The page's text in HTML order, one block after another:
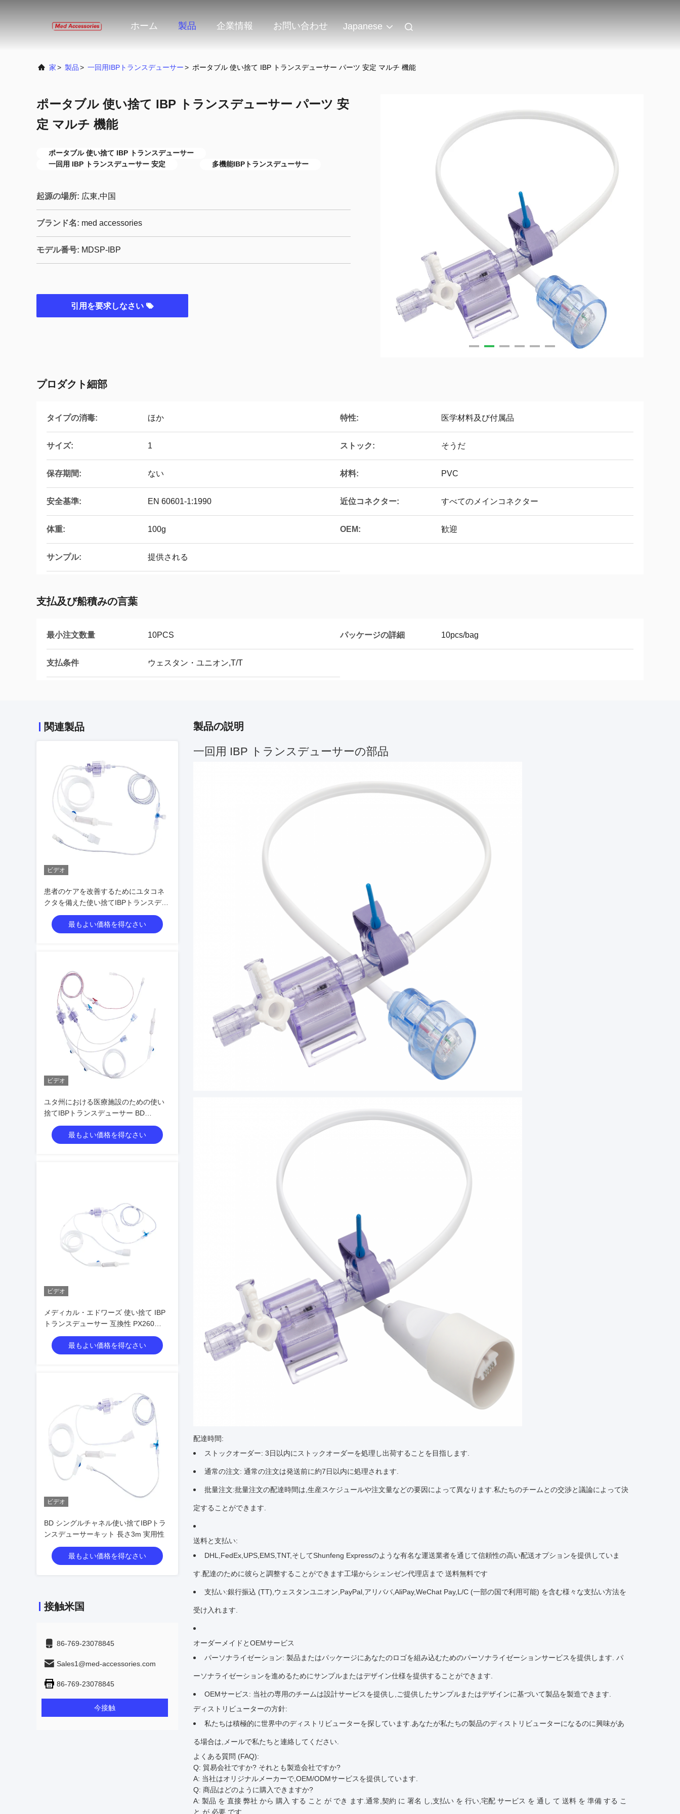
ホーム 製品 企業情報 お問い合わせ Japanese
家> 製品> 一回用IBPトランスデューサー> ポータブル 使い捨て IBP トランスデューサー パーツ 安定 マルチ 機能
ポータブル 使い捨て IBP トランスデューサー パーツ 安
定 マルチ 機能
ポータブル 使い捨て IBP トランスデューサー
一回用 IBP トランスデューサー 安定
多機能IBPトランスデューサー
起源の場所: 広東,中国
ブランド名: med accessories
モデル番号: MDSP-IBP
引用を要求しなさい
プロダクト細部
タイプの消毒: ほか 特性: 医学材料及び付属品
サイズ: 1 ストック: そうだ
保存期間: ない 材料: PVC
安全基準: EN 60601-1:1990 近位コネクター: すべてのメインコネクター
体重: 100g OEM: 歓迎
サンプル: 提供される
支払及び船積みの言葉
最小注文数量 10PCS パッケージの詳細 10pcs/bag
支払条件 ウェスタン・ユニオン,T/T
関連製品
ビデオ
患者のケアを改善するためにユタコネ
クタを備えた使い捨てIBPトランスデュ
ーサー
最もよい価格を得なさい
ビデオ
ユタ州における医療施設のための使い
捨てIBPトランスデューサー BD
Edwards Medex B. Braun
最もよい価格を得なさい
ビデオ
メディカル・エドワーズ 使い捨て IBP
トランスデューサー 互換性 PX260
PX600
最もよい価格を得なさい
ビデオ
BD シングルチャネル使い捨てIBPトラ
ンスデューサーキット 長さ3m 実用性
最もよい価格を得なさい
接触米国
86-769-23078845
Sales1@med-accessories.com
86-769-23078845
今接触
製品の説明
一回用 IBP トランスデューサーの部品
配達時間:
ストックオーダー: 3日以内にストックオーダーを処理し出荷することを目指します.
通常の注文: 通常の注文は発送前に約7日以内に処理されます.
批量注文:批量注文の配達時間は,生産スケジュールや注文量などの要因によって異なります.私たちのチームとの交渉と議論によって決
定することができます.
送料と支払い:
DHL,FedEx,UPS,EMS,TNT,そしてShunfeng Expressのような有名な運送業者を通じて信頼性の高い配送オプションを提供していま
す.配達のために彼らと調整することができます工場からシェンゼン代理店まで 送料無料です
支払い:銀行振込 (TT),ウェスタンユニオン,PayPal,アリババ,AliPay,WeChat Pay,L/C (一部の国で利用可能) を含む様々な支払い方法を
受け入れます.
オーダーメイドとOEMサービス
パーソナライゼーション: 製品またはパッケージにあなたのロゴを組み込むためのパーソナライゼーションサービスを提供します. パ
ーソナライゼーションを進めるためにサンプルまたはデザイン仕様を提供することができます.
OEMサービス: 当社の専用のチームは設計サービスを提供し,ご提供したサンプルまたはデザインに基づいて製品を製造できます.
ディストリビューターの方針:
私たちは積極的に世界中のディストリビューターを探しています.あなたが私たちの製品のディストリビューターになるのに興味があ
る場合は,メールで私たちと連絡してください.
よくある質問 (FAQ):
Q: 貿易会社ですか? それとも製造会社ですか?
A: 当社はオリジナルメーカーで,OEM/ODMサービスを提供しています.
Q: 商品はどのように購入できますか?
A: 製品 を 直接 弊社 から 購入 する こと が でき ます.通常,契約 に 署名 し,支払い を 行い,宅配 サービス を 通し て 送料 を 準備 する こ
と が 必要 です.